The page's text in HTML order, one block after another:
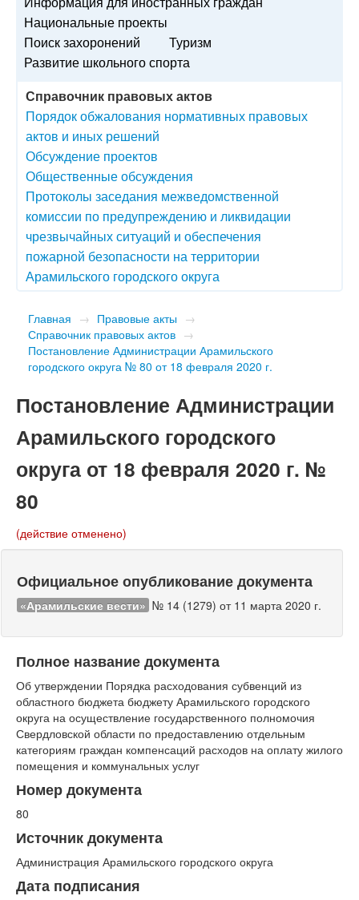
Национальные проекты
Поиск захоронений
Туризм
Развитие школьного спорта
Справочник правовых актов
Порядок обжалования нормативных правовых
актов и иных решений
Обсуждение проектов
Общественные обсуждения
Протоколы заседания межведомственной
комиссии по предупреждению и ликвидации
чрезвычайных ситуаций и обеспечения
пожарной безопасности на территории
Арамильского городского округа
Главная → Правовые акты →
Справочник правовых актов →
Постановление Администрации Арамильского
городского округа № 80 от 18 февраля 2020 г.
Постановление Администрации
Арамильского городского
округа от 18 февраля 2020 г. №
80
(действие отменено)
Официальное опубликование документа
«Арамильские вести» № 14 (1279) от 11 марта 2020 г.
Полное название документа
Об утверждении Порядка расходования субвенций из
областного бюджета бюджету Арамильского городского
округа на осуществление государственного полномочия
Свердловской области по предоставлению отдельным
категориям граждан компенсаций расходов на оплату жилого
помещения и коммунальных услуг
Номер документа
80
Источник документа
Администрация Арамильского городского округа
Дата подписания